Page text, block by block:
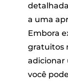
a uma
Embora
gratuitos
adicionar
você